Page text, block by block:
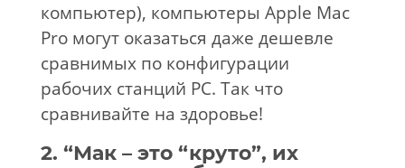
компьютер), компьютеры Apple Mac
Pro могут оказаться даже дешевле
сравнимых по конфигурации
рабочих станций PC. Так что
сравнивайте на здоровье!
2. “Мак – это “круто”, их